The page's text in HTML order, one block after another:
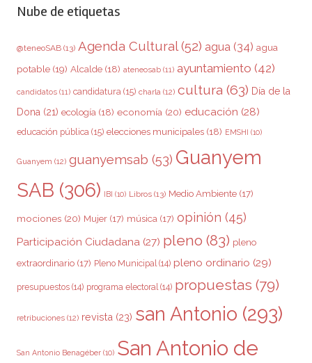
Nube de etiquetas
@teneoSAB (13) Agenda Cultural(52) agua (34) agua
potable (19) Alcalde (18) ateneosab (11) ayuntamiento (42)
candidatos (11) candidatura (15) charla (12) cultura (63) Día de la
Dona (21) ecología (18) economía (20) educación (28)
educación pública (15) elecciones municipales (18) EMSHI (10)
Guanyem (12) guanyemsab (53) Guanyem
SAB (306) IBI (10) Libros (13) Medio Ambiente (17)
mociones (20) Mujer (17) música (17) opinión (45)
Participación Ciudadana (27) pleno (83) pleno
extraordinario (17) Pleno Municipal (14) pleno ordinario (29)
presupuestos (14) programa electoral (14) propuestas (79)
retribuciones (12) revista (23) san Antonio (293)
San Antonio Benagéber (10) San Antonio de